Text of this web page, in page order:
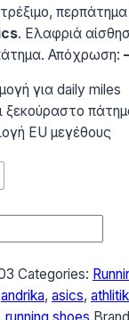
περπάτημα
. Ελαφριά
Απόχρωση:
για daily miles
ξεκούραστο
EU μεγέθους
Categories:
andrika, asics,